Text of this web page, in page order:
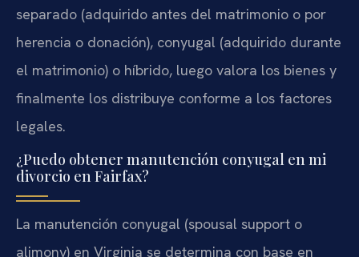
separado (adquirido antes del matrimonio o por
herencia o donación), conyugal (adquirido durante
el matrimonio) o híbrido, luego valora los bienes y
finalmente los distribuye conforme a los factores
legales.
¿Puedo obtener manutención conyugal en mi
divorcio en Fairfax?
La manutención conyugal (spousal support o
alimony) en Virginia se determina con base en